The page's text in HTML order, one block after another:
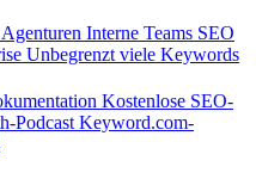
Interne Teams SEO
Unbegrenzt viele Keywords
Kostenlose SEO-
Podcast Keyword.com-